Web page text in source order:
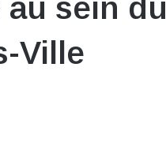
sein du
Ville